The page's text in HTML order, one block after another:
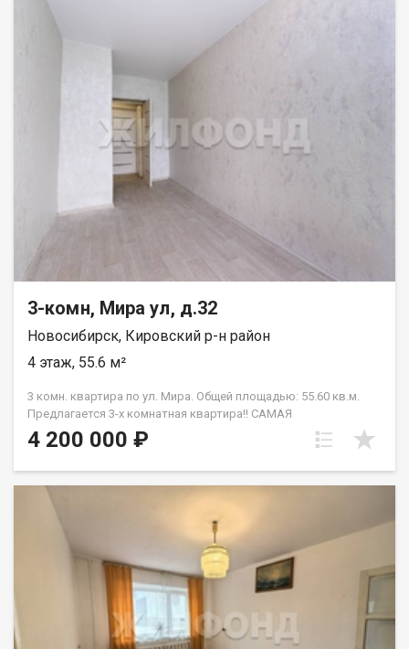
района - рядом парк для прогулок, детский сад во дворе,
школы, музыкальная школа, ледовый дворец, магазины,
аптеки, транспорт. - Дом: малоэтажный, тихий, с
дружелюбными соседями. - Возможен обмен на дом в этом же
районе - готовы обсуждать варианты. Рядом с объектом
находятся:1 школа,3 детских сада,11 продуктовых
магазинов,1 спортивное учреждение. Возможен обмен на
вашу недвижимость. Возможна продажа в рассрочку. При
звонке, пожалуйста, сообщите номер варианта -
JV003054139868.
3-комн, Мира ул, д.32
Новосибирск, Кировский р-н район
4 этаж, 55.6 м²
3 комн. квартира по ул. Мира. Общей площадью: 55.60 кв.м.
Предлагается 3-х комнатная квартира!! САМАЯ
ЭРГОНОМИЧНАЯ ПЛАНИРОВКА: окна на ДВЕ СТОРОНЫ дома,
замечательный, тихий, уютный двор! Удобным является и
и МЕТРО Студенческая! В шаговой доступности крупнейший
торговый центр МЕГА а так же АШАН, Леруа Мерлен! 3
детских сада (!) и 2 школы (!), детский спортивный клуб УСПЕХ!
Через остановку поликлиника! Вам не нужно вкладываться в
ремонт! Заходи и живи! ПРЕДЛОЖИТЕ ВАШУ ЦЕНУ!
РАССМОТРИМ ЛЮБЫЕ ВАРИАНТЫ РАСЧЕТА! Если Вы не
продали еще свою недвижимость, то мы Вам в этом
поможем! Так же получим кредитное решение. Возможен
обмен на вашу недвижимость. Возможна продажа в
рассрочку. При звонке, пожалуйста, сообщите номер
4 200 000 ₽